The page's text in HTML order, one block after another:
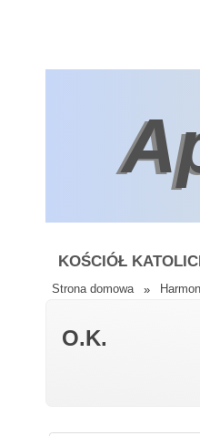
KOŚCIÓŁ
Strona domowa »
O.K.